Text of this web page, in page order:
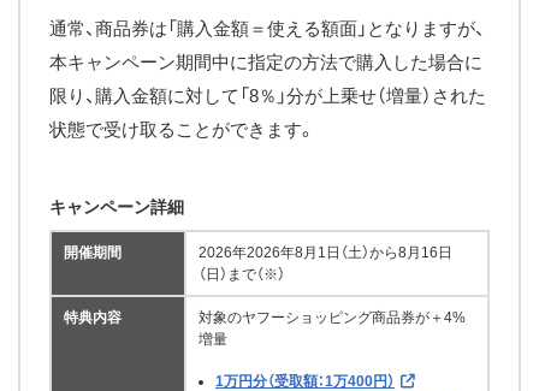
通常、商品券は「購入金額＝使える額面」となりますが、
本キャンペーン期間中に指定の方法で購入した場合に
限り、購入金額に対して「8％」分が上乗せ（増量）された
状態で受け取ることができます。
キャンペーン詳細
開催期間
2026年2026年8月1日（土）から8月16日
（日）まで（※）
特典内容
対象のヤフーショッピング商品券が＋4%
増量
1万円分（受取額：1万400円）